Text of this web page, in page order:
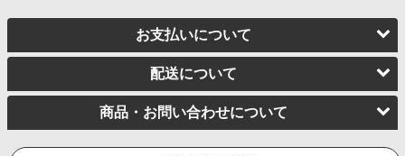
お支払いについて
配送について
商品・お問い合わせについて